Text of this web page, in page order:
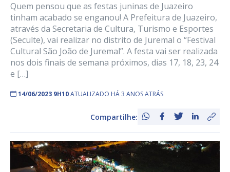
Quem pensou que as festas juninas de Juazeiro
tinham acabado se enganou! A Prefeitura de Juazeiro,
através da Secretaria de Cultura, Turismo e Esportes
(Seculte), vai realizar no distrito de Juremal o “Festival
Cultural São João de Juremal”. A festa vai ser realizada
nos dois finais de semana próximos, dias 17, 18, 23, 24
e […]
14/06/2023 9H10ATUALIZADO HÁ 3 ANOS ATRÁS
Compartilhe: